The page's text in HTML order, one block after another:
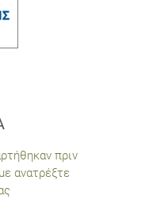
πριν
ανατρέξτε